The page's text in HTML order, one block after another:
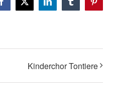
Facebook
X LinkedInTumblrPinterest
Kinderchor Tontiere